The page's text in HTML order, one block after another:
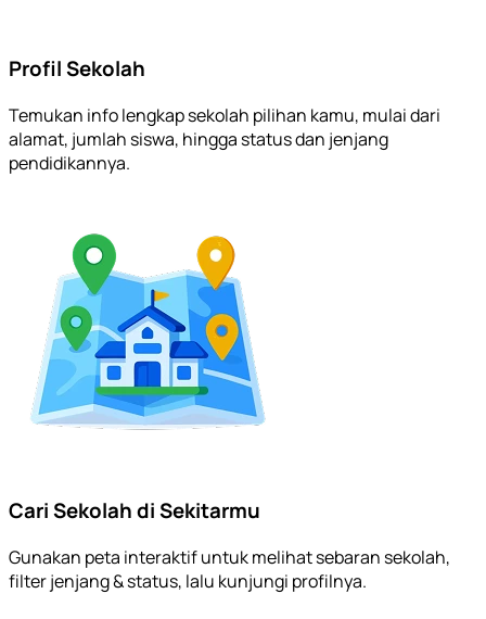
Profil Sekolah
Temukan info lengkap sekolah pilihan kamu, mulai dari
alamat, jumlah siswa, hingga status dan jenjang
pendidikannya.
Cari Sekolah di Sekitarmu
Gunakan peta interaktif untuk melihat sebaran sekolah,
filter jenjang & status, lalu kunjungi profilnya.